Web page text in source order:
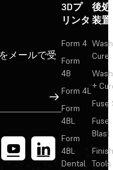
メールで受
サインアップ
3Dプ
リンタ
Form 4
Form
4B
Form 4L
Form
4BL
Form
4BL
Dental
後
装置
Cure
+
Fuse
Fuse
Blast
Tools